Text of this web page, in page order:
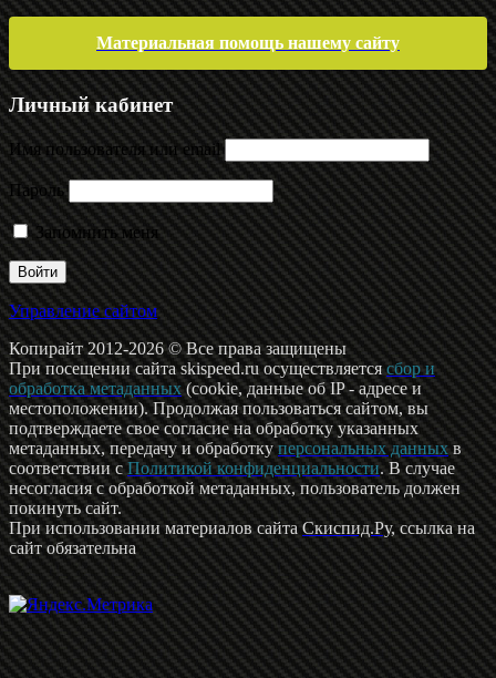
Материальная помощь нашему сайту
Личный кабинет
Имя пользователя или email
Пароль
Запомнить меня
Управление сайтом
Копирайт 2012-2026 © Все права защищены
При посещении сайта skispeed.ru осуществляетсясбор и
обработка метаданных(cookie, данные об IP - адресе и
местоположении). Продолжая пользоваться сайтом, вы
подтверждаете свое согласие на обработку указанных
метаданных, передачу и обработкуперсональных данныхв
соответствии с Политикой конфиденциальности. В случае
несогласия с обработкой метаданных, пользователь должен
покинуть сайт.
При использовании материалов сайтаСкиспид.Ру, ссылка на
сайт обязательна